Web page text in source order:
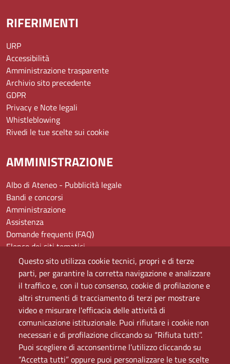
Questo sito utilizza cookie tecnici, propri e di terze
parti, per garantire la corretta navigazione e analizzare
il traffico e, con il tuo consenso, cookie di profilazione e
altri strumenti di tracciamento di terzi per mostrare
video e misurare l'efficacia delle attività di
comunicazione istituzionale. Puoi rifiutare i cookie non
necessari e di profilazione cliccando su “Rifiuta tutti”.
Puoi scegliere di acconsentirne l’utilizzo cliccando su
“Accetta tutti” oppure puoi personalizzare le tue scelte
RIFERIMENTI
URP
Accessibilità
Amministrazione trasparente
Archivio sito precedente
GDPR
Privacy e Note legali
Whistleblowing
Rivedi le tue scelte sui cookie
AMMINISTRAZIONE
Albo di Ateneo - Pubblicità legale
Bandi e concorsi
Amministrazione
Assistenza
Domande frequenti (FAQ)
Elenco dei siti tematici
Mappa del sito
PEC
Rete Wi-Fi Eduroam
Servizio Proxy
Guida all’uso del portale